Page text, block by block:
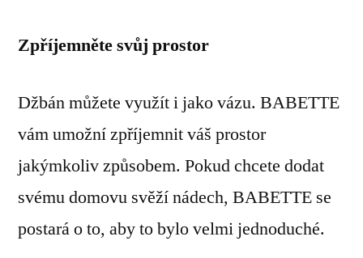
Zpříjemněte svůj prostor
Džbán můžete využít i jako vázu. BABETTE
vám umožní zpříjemnit váš prostor
jakýmkoliv způsobem. Pokud chcete dodat
svému domovu svěží nádech, BABETTE se
postará o to, aby to bylo velmi jednoduché.